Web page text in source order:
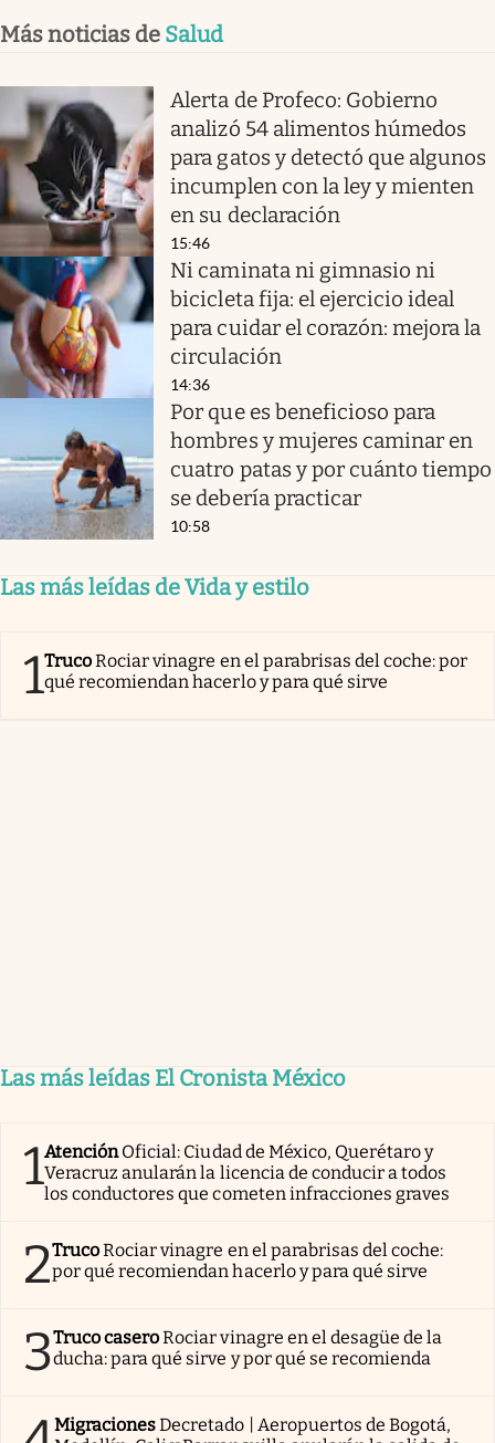
Más noticias de Salud
Alerta de Profeco: Gobierno
analizó 54 alimentos húmedos
para gatos y detectó que algunos
incumplen con la ley y mienten
en su declaración
15:46
Ni caminata ni gimnasio ni
bicicleta fija: el ejercicio ideal
para cuidar el corazón: mejora la
circulación
14:36
Por que es beneficioso para
hombres y mujeres caminar en
cuatro patas y por cuánto tiempo
se debería practicar
10:58
Las más leídas de Vida y estilo
1TrucoRociar vinagre en el parabrisas del coche: por
qué recomiendan hacerlo y para qué sirve
Las más leídas El Cronista México
1AtenciónOficial: Ciudad de México, Querétaro y
Veracruz anularán la licencia de conducir a todos
los conductores que cometen infracciones graves
2TrucoRociar vinagre en el parabrisas del coche:
por qué recomiendan hacerlo y para qué sirve
3Truco caseroRociar vinagre en el desagüe de la
ducha: para qué sirve y por qué se recomienda
MigracionesDecretado | Aeropuertos de Bogotá,